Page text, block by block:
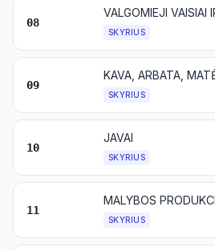
08
SKYRIUS
09
KAVA, ARBATA,
SKYRIUS
10
JAVAI
SKYRIUS
11
SKYRIUS